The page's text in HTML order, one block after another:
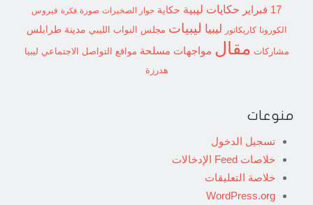
17 فبراير
حكايات ليبية حكاية حوار الصخيرات صورة فكرة فيروس
الكورونا كاريكاتور ليبيا ليبيات مجلس النواب الليبي مدينة طرابلس
مشاركات مقال مواجهات مسلحة مواقع التواصل الاجتماعي ليبيا
هدرزة
منوعات
تسجيل الدخول
خلاصات Feed الإدخالات
خلاصة التعليقات
WordPress.org